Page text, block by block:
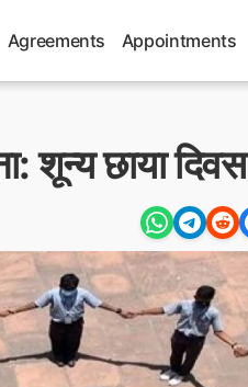
Agreements Appointments
शून्य छाया दिवस